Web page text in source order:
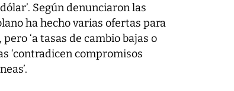
Según denunciaron las
ha hecho varias ofertas para
‘a tasas de cambio bajas o
‘contradicen compromisos